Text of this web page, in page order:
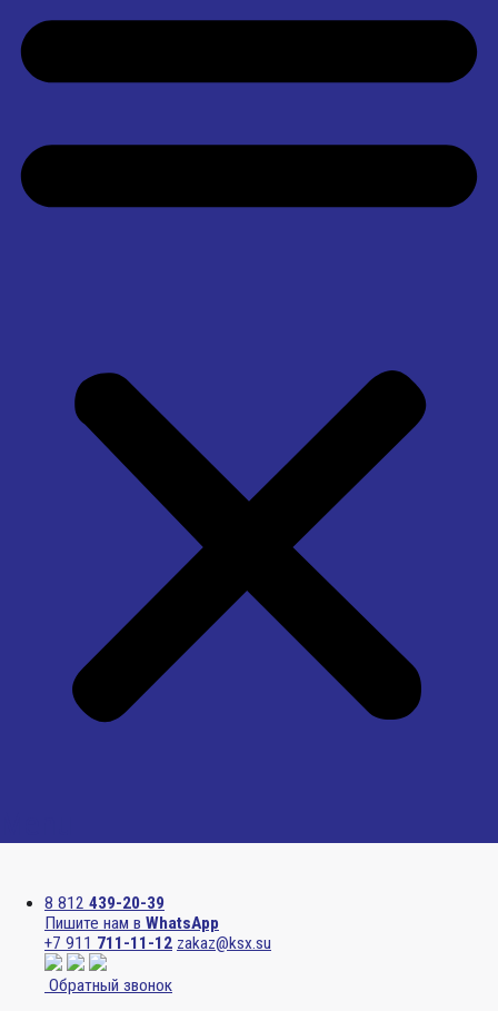
8 812 439-20-39
Пишите нам в WhatsApp
+7 911 711-11-12 zakaz@ksx.su
Обратный звонок